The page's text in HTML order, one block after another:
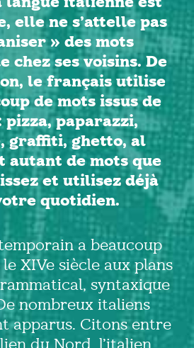
elle ne s’attelle pas
» des mots
chez ses voisins. De
le français utilise
de mots issus de
pizza, paparazzi,
graffiti, ghetto, al
autant de mots que
et utilisez déjà
quotidien.
a beaucoup
XIVe siècle aux plans
syntaxique
nombreux italiens
apparus. Citons entre